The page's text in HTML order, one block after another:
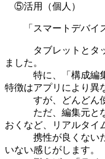
⑤活用（個人）
「スマートデバイス
タブレットとタッ
ました。
特に、「構成編集
特徴はアプリにより異
すが、どんどん使
ただ、編集元とな
おくなど、リアルタイ
携性が良くないた
いない感じがします。